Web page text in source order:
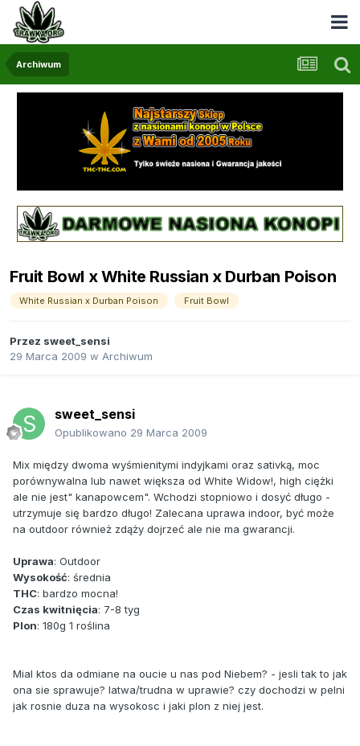
Archiwum
Fruit Bowl x White Russian x Durban Poison
White Russian x Durban Poison Fruit Bowl
Przez sweet_sensi
29 Marca 2009 w Archiwum
sweet_sensi
Opublikowano 29 Marca 2009
Mix między dwoma wyśmienitymi indyjkami oraz sativką, moc
porównywalna lub nawet większa od White Widow!, high ciężki
ale nie jest" kanapowcem". Wchodzi stopniowo i dosyć długo -
utrzymuje się bardzo długo! Zalecana uprawa indoor, być może
na outdoor również zdąży dojrzeć ale nie ma gwarancji.
Uprawa: Outdoor
Wysokość: średnia
THC: bardzo mocna!
Czas kwitnięcia: 7-8 tyg
Plon: 180g 1 roślina
Mial ktos da odmiane na oucie u nas pod Niebem? - jesli tak to jak
ona sie sprawuje? latwa/trudna w uprawie? czy dochodzi w pelni
jak rosnie duza na wysokosc i jaki plon z niej jest.